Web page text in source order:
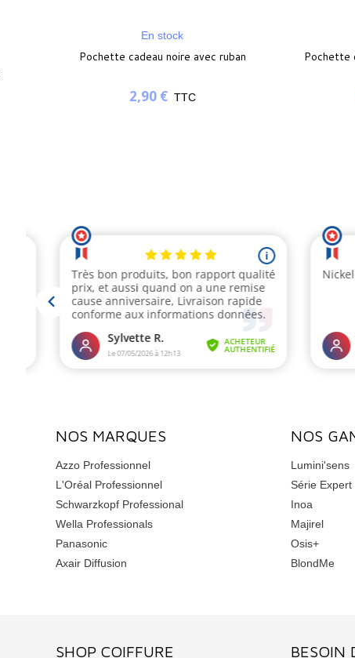
En stock
Pochette cadeau noire avec ruban
2,90 € TTC
Pochette
NOS MARQUES
Azzo Professionnel
L'Oréal Professionnel
Schwarzkopf Professional
Wella Professionals
Panasonic
Axair Diffusion
NOS
Lumini'sens
Série Expert
Inoa
Majirel
Osis+
BlondMe
SHOP COIFFURE BESOIN